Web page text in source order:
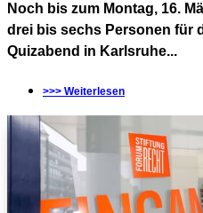
Noch bis zum Montag, 16.
drei bis sechs Personen für
Quizabend in Karlsruhe...
>>> Weiterlesen